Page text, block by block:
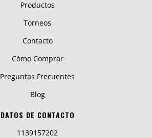
Productos
Torneos
Contacto
Cómo Comprar
Preguntas Frecuentes
Blog
DATOS DE CONTACTO
1139157202